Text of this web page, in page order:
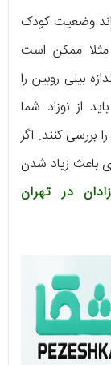
وضعیت کودک
ممکن است
بیلی روبین را
از نوزاد شما
بررسی کنند. اگر
باعث زیاد شدن
در تهران